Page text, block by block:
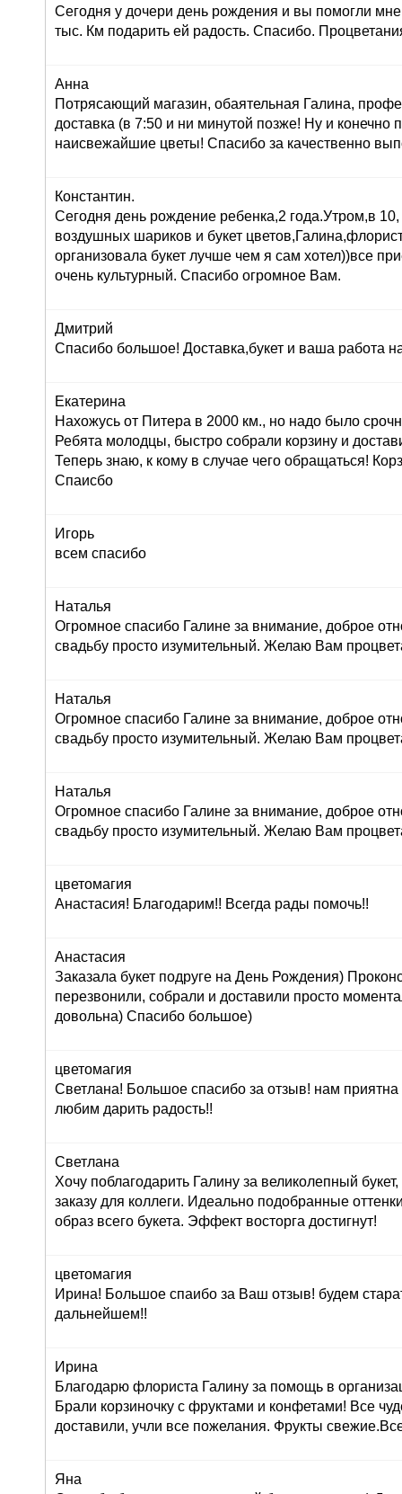
Сегодня у дочери день рождения и вы помогли
тыс. Км подарить ей радость. Спасибо.
Анна
Потрясающий магазин, обаятельная Галина,
доставка (в 7:50 и ни минутой позже! Ну и конечно
наисвежайшие цветы! Спасибо за качественно
Константин.
Сегодня день рождение ребенка,2 года.Утром,в 10,
воздушных шариков и букет
организовала букет лучше чем я сам хотел))все
очень культурный. Спасибо огромное Вам.
Дмитрий
Спасибо большое! Доставка,букет и ваша работа
Екатерина
Нахожусь от Питера в 2000 км., но надо было
Ребята молодцы, быстро собрали корзину и
Теперь знаю, к кому в случае чего обращаться!
Спаисбо
Игорь
всем спасибо
Наталья
Огромное спасибо Галине за внимание, доброе
свадьбу просто изумительный. Желаю Вам
Наталья
Огромное спасибо Галине за внимание, доброе
свадьбу просто изумительный. Желаю Вам
Наталья
Огромное спасибо Галине за внимание, доброе
свадьбу просто изумительный. Желаю Вам
цветомагия
Анастасия! Благодарим!! Всегда рады помочь!!
Анастасия
Заказала букет подруге на День Рождения)
перезвонили, собрали и доставили просто
довольна) Спасибо большое)
цветомагия
Светлана! Большое спасибо за отзыв! нам
любим дарить радость!!
Светлана
Хочу поблагодарить Галину за великолепный
заказу для коллеги. Идеально подобранные
образ всего букета. Эффект восторга достигнут!
цветомагия
Ирина! Большое спаибо за Ваш отзыв! будем
дальнейшем!!
Ирина
Благодарю флориста Галину за помощь в
Брали корзиночку с фруктами и конфетами! Все
доставили, учли все пожелания. Фрукты
Яна